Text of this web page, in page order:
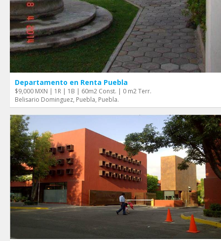
Departamento en Renta Puebla
$9,000 MXN | 1R | 1B | 60m2 Const. | 0 m2 Terr.
Belisario Dominguez, Puebla, Puebla.